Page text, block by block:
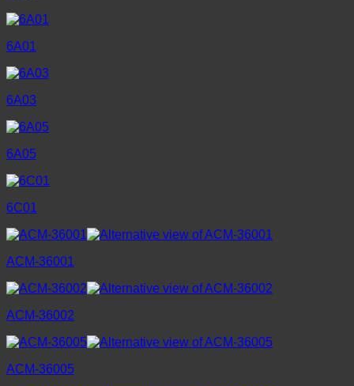
6A01
6A03
6A05
6C01
ACM-36001
ACM-36002
ACM-36005